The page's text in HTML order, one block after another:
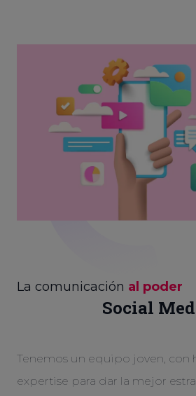
La comunicación al poder
Social
Tenemos un equipo joven, con
expertise para dar la mejor